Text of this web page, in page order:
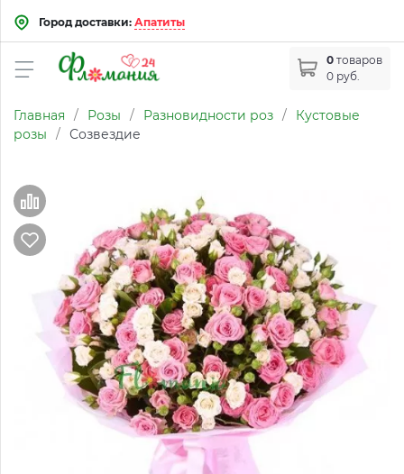
Город доставки: Апатиты
0 товаров
0 руб.
Главная / Розы / Разновидности роз /
Кустовые
розы
/ Созвездие